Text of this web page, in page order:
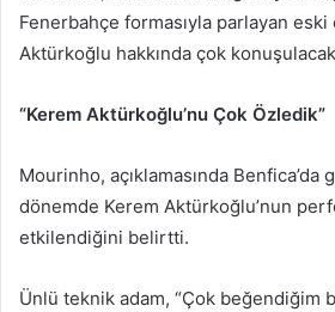
Fenerbahçe formasıyla parlayan
Aktürkoğlu hakkında çok
“Kerem Aktürkoğlu’nu Çok Özledik”
Mourinho, açıklamasında Benfica’da
dönemde Kerem Aktürkoğlu’nun
etkilendiğini belirtti.
Ünlü teknik adam, “Çok beğendiğim